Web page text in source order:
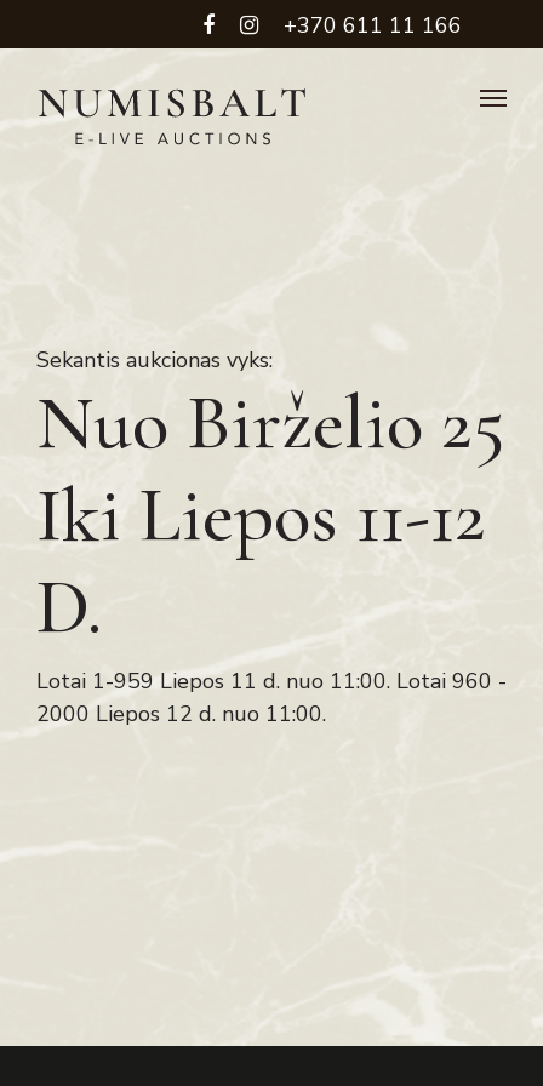
+370 611 11 166
Sekantis aukcionas vyks:
Nuo Birželio 25
Iki Liepos 11-12
D.
Lotai 1-959 Liepos 11 d. nuo 11:00. Lotai 960 -
2000 Liepos 12 d. nuo 11:00.